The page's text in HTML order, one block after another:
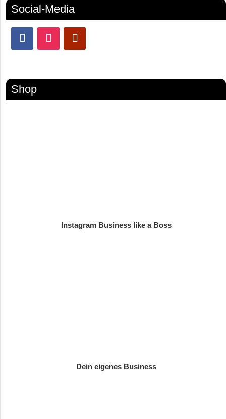
Social-Media
Shop
Instagram Business like a Boss
Dein eigenes Business